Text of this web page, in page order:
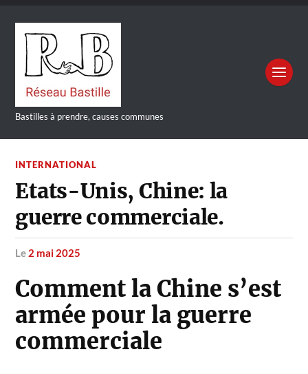
Bastilles à prendre, causes communes
INTERNATIONAL
Etats-Unis, Chine: la
guerre commerciale.
le 2 mai 2025
Comment la Chine s’est
armée pour la guerre
commerciale